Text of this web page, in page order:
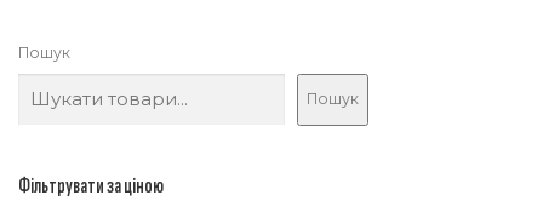
Пошук
Пошук
Фільтрувати за ціною